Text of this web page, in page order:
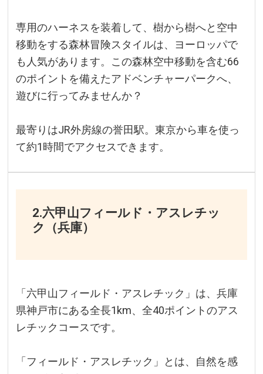
専用のハーネスを装着して、樹から樹へと空中
移動をする森林冒険スタイルは、ヨーロッパで
も人気があります。この森林空中移動を含む66
のポイントを備えたアドベンチャーパークへ、
遊びに行ってみませんか？
最寄りはJR外房線の誉田駅。東京から車を使っ
て約1時間でアクセスできます。
2.六甲山フィールド・アスレチッ
ク（兵庫）
「六甲山フィールド・アスレチック」は、兵庫
県神戸市にある全長1km、全40ポイントのアス
レチックコースです。
「フィールド・アスレチック」とは、自然を感